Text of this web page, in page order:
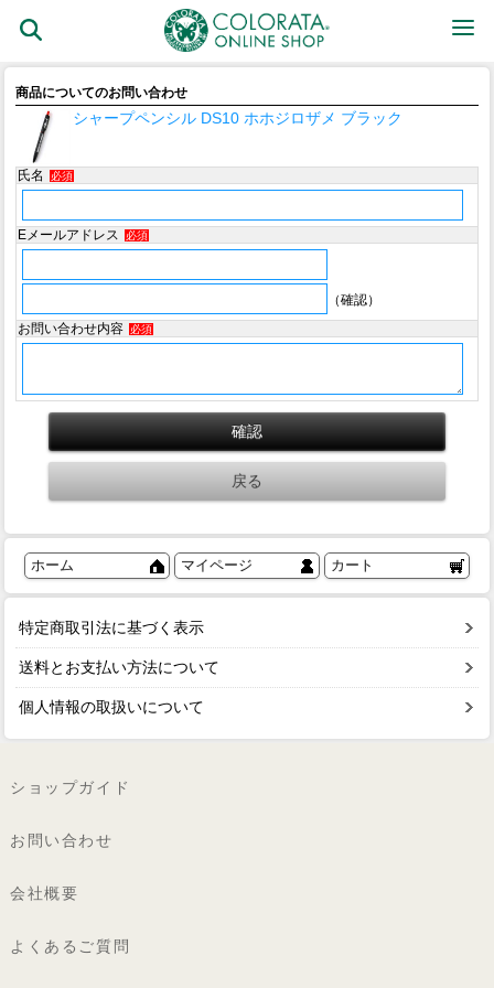
商品についてのお問い合わせ
シャープペンシル DS10 ホホジロザメ ブラック
氏名 必須
Eメールアドレス 必須
（確認）
お問い合わせ内容 必須
ホーム マイページ カート
特定商取引法に基づく表示
送料とお支払い方法について
個人情報の取扱いについて
ショップガイド
お問い合わせ
会社概要
よくあるご質問